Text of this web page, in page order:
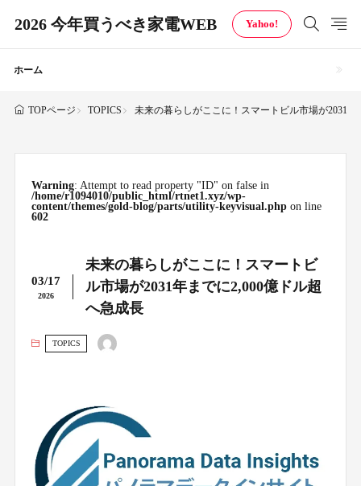
2026 今年買うべき家電WEB Yahoo!
ホーム
TOPページ TOPICS 未来の暮らしがここに！スマートビル市場が2031年
Warning: Attempt to read property "ID" on false in
/home/r1094010/public_html/rtnet1.xyz/wp-
content/themes/gold-blog/parts/utility-keyvisual.phpon line
602
03/17
2026
未来の暮らしがここに！スマートビ
ル市場が2031年までに2,000億ドル超
へ急成長
TOPICS